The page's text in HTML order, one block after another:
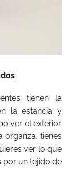
tienen la
la estancia y
ver el exterior.
organza, tienes
ver lo que
por un tejido de